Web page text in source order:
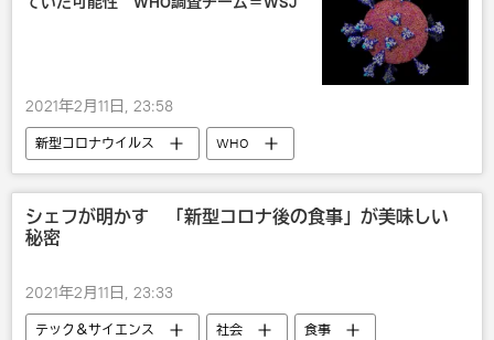
2021年2月11日, 23:58
新型コロナウイルス WHO
シェフが明かす 「新型コロナ後の食事」が美味しい
秘密
2021年2月11日, 23:33
テック＆サイエンス 社会 食事